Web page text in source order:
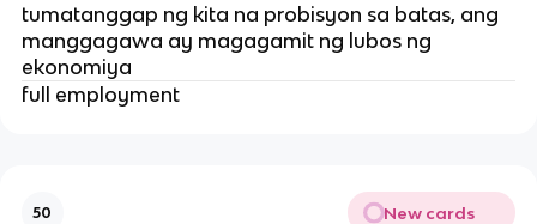
tumatanggap ng kita na probisyon sa batas, ang
manggagawa ay magagamit ng lubos ng
ekonomiya
full employment
50 New cards